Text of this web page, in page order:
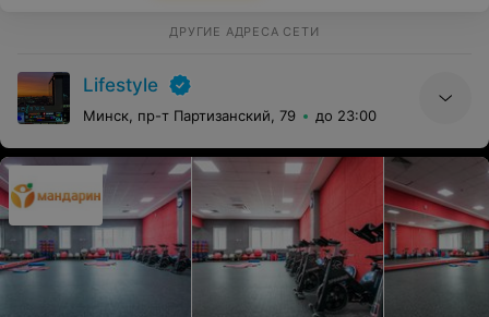
ДРУГИЕ АДРЕСА СЕТИ
Lifestyle
Минск, пр-т Партизанский, 79 до 23:00